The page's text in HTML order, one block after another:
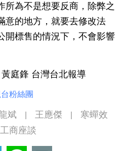
所為不是想要反商，除弊之
意的地方，就要去修改法
開標售的情況下，不會影響
庭鋒 台灣台北報導
粉絲團
斌 王應傑
寒蟬效
工商座談